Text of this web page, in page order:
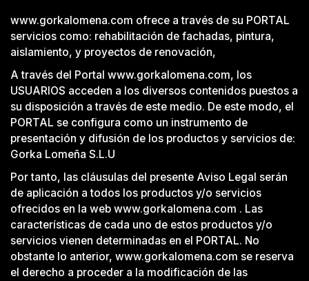
www.gorkalomena.com ofrece a través de su PORTAL
servicios como: rehabilitación de fachadas, pintura,
aislamiento, y proyectos de renovación,
A través del Portal www.gorkalomena.com, los
USUARIOS acceden a los diversos contenidos puestos a
su disposición a través de este medio. De este modo, el
PORTAL se configura como un instrumento de
presentación y difusión de los productos y servicios de:
Gorka Lomeña S.L.U
Por tanto, las cláusulas del presente Aviso Legal serán
de aplicación a todos los productos y/o servicios
ofrecidos en la web www.gorkalomena.com . Las
características de cada uno de estos productos y/o
servicios vienen determinadas en el PORTAL. No
obstante lo anterior, www.gorkalomena.com se reserva
el derecho a proceder a la modificación de las